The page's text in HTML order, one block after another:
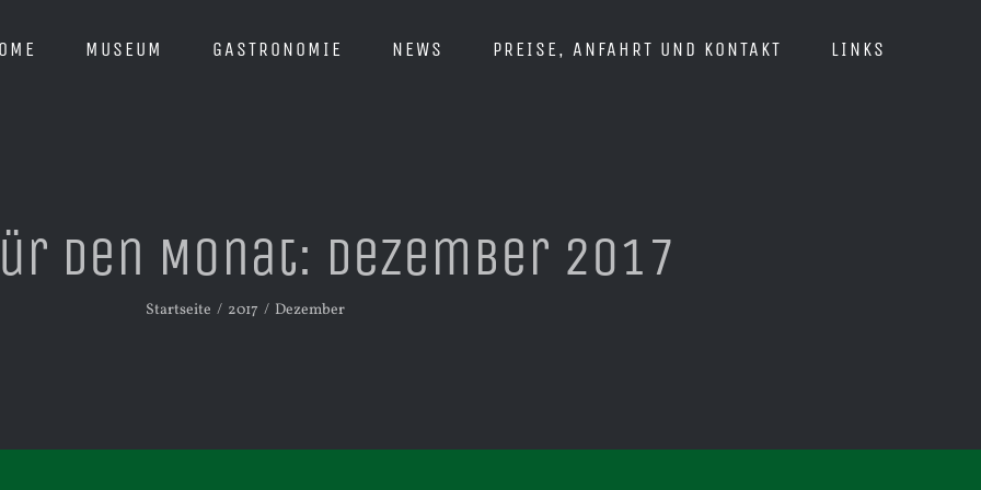
MUSEUM GASTRONOMIE NEWS PREISE, ANFAHRT UND KONTAKT LINKS
den Monat: Dezember 2017
Startseite 2017 Dezember